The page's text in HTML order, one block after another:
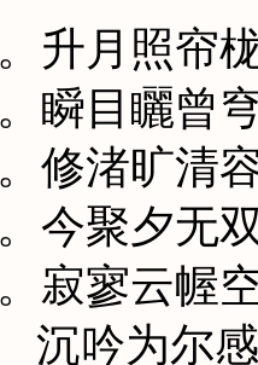
升月照帘
瞬目矖曾
修渚旷清
今聚夕无
寂寥云幄
沉吟为尔